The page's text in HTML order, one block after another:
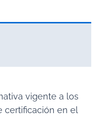
vigente a los
certificación en el